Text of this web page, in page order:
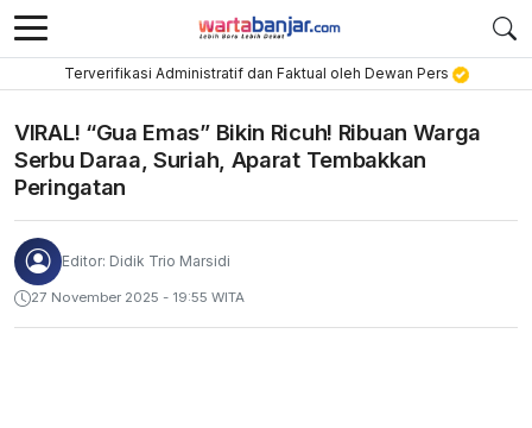
Terverifikasi Administratif dan Faktual oleh Dewan Pers
VIRAL! “Gua Emas” Bikin Ricuh! Ribuan Warga
Serbu Daraa, Suriah, Aparat Tembakkan
Peringatan
Editor: Didik Trio Marsidi
27 November 2025 - 19:55 WITA